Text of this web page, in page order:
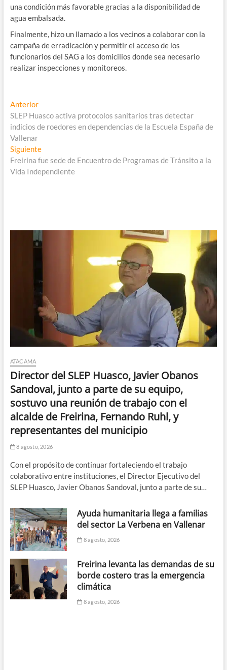
una condición más favorable gracias a la disponibilidad de
agua embalsada.
Finalmente, hizo un llamado a los vecinos a colaborar con la
campaña de erradicación y permitir el acceso de los
funcionarios del SAG a los domicilios donde sea necesario
realizar inspecciones y monitoreos.
Navegación
de
entradas
AnteriorEntrada
anterior:
SLEP Huasco activa protocolos sanitarios tras detectar
indicios de roedores en dependencias de la Escuela España de
Vallenar
SiguienteEntrada
siguiente:
Freirina fue sede de Encuentro de Programas de Tránsito a la
Vida Independiente
ATACAMA
Director del SLEP Huasco, Javier Obanos
Sandoval, junto a parte de su equipo,
sostuvo una reunión de trabajo con el
alcalde de Freirina, Fernando Ruhl, y
representantes del municipio
8 agosto, 2026
Con el propósito de continuar fortaleciendo el trabajo
colaborativo entre instituciones, el Director Ejecutivo del
SLEP Huasco, Javier Obanos Sandoval, junto a parte de su…
Ayuda humanitaria llega a familias
del sector La Verbena en Vallenar
8 agosto, 2026
Freirina levanta las demandas de su
borde costero tras la emergencia
climática
8 agosto, 2026